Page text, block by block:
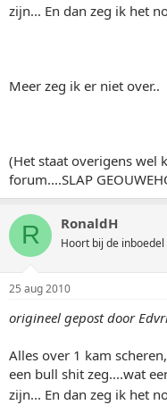
zijn... En dan zeg ik het
Meer zeg ik er niet over..
(Het staat overigens wel
forum....SLAP
R RonaldH
Hoort bij de inboedel
25 aug 2010
origineel gepost door
Alles over 1 kam
een bull shit zeg....wat
zijn... En dan zeg ik het